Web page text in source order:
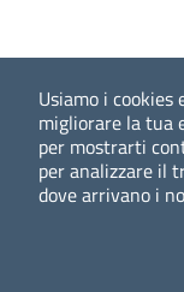
Usiamo i
migliorare la tua
per mostrarti
per analizzare il
dove arrivano i